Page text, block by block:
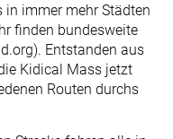
immer mehr Städten
finden bundesweite
Entstanden aus
Kidical Mass jetzt
Routen durchs